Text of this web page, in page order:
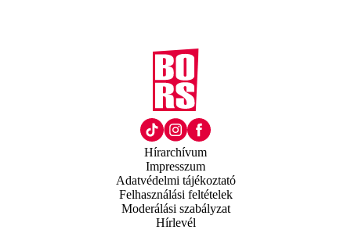
Hírarchívum
Impresszum
Adatvédelmi tájékoztató
Felhasználási feltételek
Moderálási szabályzat
Hírlevél